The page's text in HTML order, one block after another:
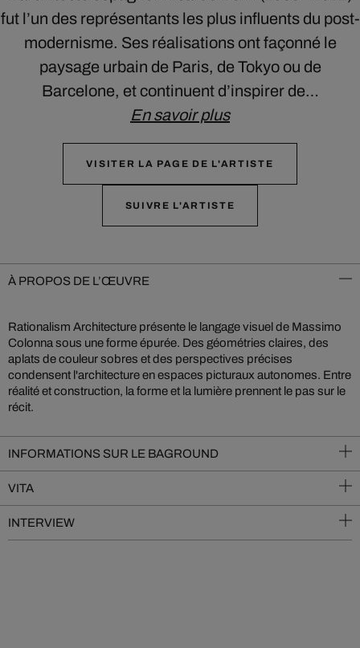
fut l’un des représentants les plus influents du post-
modernisme. Ses réalisations ont façonné le
paysage urbain de Paris, de Tokyo ou de
Barcelone, et continuent d’inspirer de…
En savoir plus
VISITER LA PAGE DE L'ARTISTE
SUIVRE L'ARTISTE
À PROPOS DE L’ŒUVRE
Rationalism Architecture présente le langage visuel de Massimo
Colonna sous une forme épurée. Des géométries claires, des
aplats de couleur sobres et des perspectives précises
condensent l'architecture en espaces picturaux autonomes. Entre
réalité et construction, la forme et la lumière prennent le pas sur le
récit.
INFORMATIONS SUR LE BAGROUND
VITA
INTERVIEW